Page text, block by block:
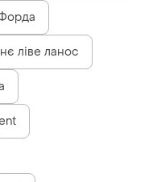
ліве ланос